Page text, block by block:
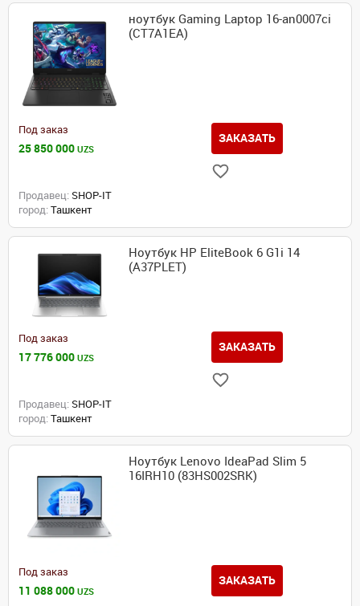
ноутбук Gaming Laptop 16-an0007ci
(CT7A1EA)
Под заказ
25 850 000 UZS
ЗАКАЗАТЬ
Продавец: SHOP-IT
город: Ташкент
Ноутбук HP EliteBook 6 G1i 14
(A37PLET)
Под заказ
17 776 000 UZS
ЗАКАЗАТЬ
Продавец: SHOP-IT
город: Ташкент
Ноутбук Lenovo IdeaPad Slim 5
16IRH10 (83HS002SRK)
Под заказ
11 088 000 UZS
ЗАКАЗАТЬ